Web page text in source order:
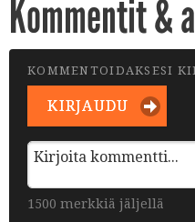
Kommentit &
KOMMENTOIDAKSESI
KIRJAUDU
1500 merkkiä jäljellä